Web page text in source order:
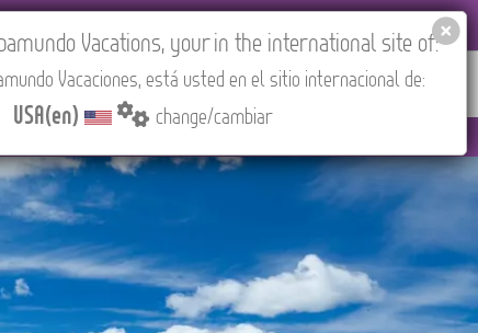
ABOUT US CONTACT Find your Tour
Vacations, your in the international site of:
Vacaciones, está usted en el sitio internacional de:
USA(en) change/cambiar